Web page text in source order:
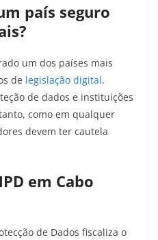
país seguro
um dos países mais
de legislação digital.
de dados e instituições
como em qualquer
devem ter cautela
em Cabo
de Dados fiscaliza o